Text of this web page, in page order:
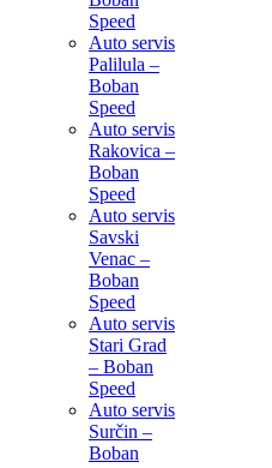
Speed
Auto servis
Palilula –
Boban
Speed
Auto servis
Rakovica –
Boban
Speed
Auto servis
Savski
Venac –
Boban
Speed
Auto servis
Stari Grad
– Boban
Speed
Auto servis
Surčin –
Boban